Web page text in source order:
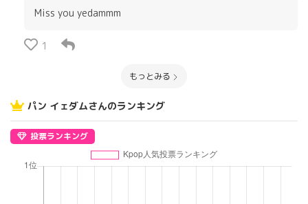
Miss you yedammm
1
もっとみる
パン イェダムさんのランキング
投票ランキング